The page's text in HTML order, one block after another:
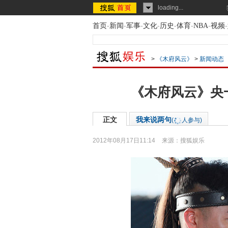
loading...
首页-新闻-军事-文化-历史-体育-NBA-视频-
> 《木府风云》 > 新闻动态
《木府风云》
正文 我来说两句( 人参与)
2012年08月17日11:14 来源： 搜狐娱乐